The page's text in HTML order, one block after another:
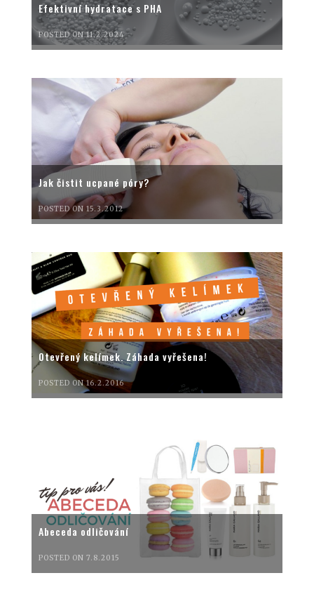
Efektivní hydratace s PHA
POSTED ON 11.2.2024
Jak čistit ucpané póry?
POSTED ON 15.3.2012
Otevřený kelímek. Záhada vyřešena!
POSTED ON 16.2.2016
Abeceda odličování
POSTED ON 7.8.2015